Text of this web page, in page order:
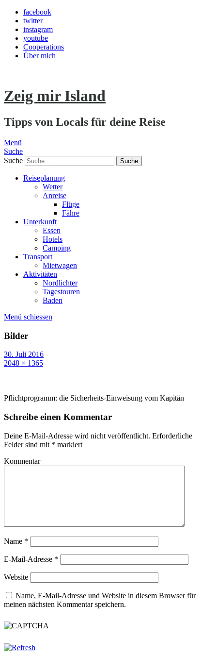
facebook
twitter
instagram
youtube
Cooperations
Über mich
Zeig mir Island
Tipps von Locals für deine Reise
Menü
Suche
Suche
Reiseplanung
Wetter
Anreise
Flüge
Fähre
Unterkunft
Essen
Hotels
Camping
Transport
Mietwagen
Aktivitäten
Nordlichter
Tagestouren
Baden
Menü schiessen
Bilder
30. Juli 2016
2048 × 1365
Pflichtprogramm: die Sicherheits-Einweisung vom Kapitän
Schreibe einen Kommentar
Deine E-Mail-Adresse wird nicht veröffentlicht. Erforderliche
Felder sind mit * markiert
Kommentar
Name *
E-Mail-Adresse *
Website
Name, E-Mail-Adresse und Website in diesem Browser für
meinen nächsten Kommentar speichern.